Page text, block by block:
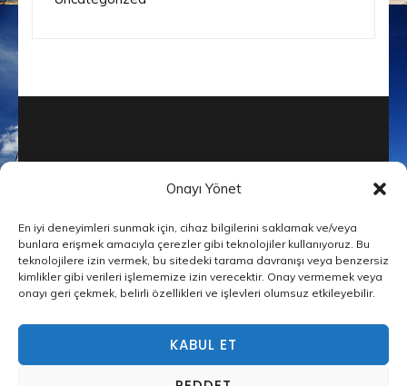
Onayı Yönet
En iyi deneyimleri sunmak için, cihaz bilgilerini saklamak ve/veya
bunlara erişmek amacıyla çerezler gibi teknolojiler kullanıyoruz. Bu
teknolojilere izin vermek, bu sitedeki tarama davranışı veya benzersiz
kimlikler gibi verileri işlememize izin verecektir. Onay vermemek veya
onayı geri çekmek, belirli özellikleri ve işlevleri olumsuz etkileyebilir.
KABUL ET
© Telif Hakkı2026İnşaat Şirketleri
Builders Landing Page | Tarafından
GeliştirilmiştirRara Tema Tarafından
desteklenmektedirWordPress Privacy Policy